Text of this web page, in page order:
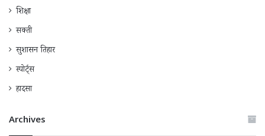
शिक्षा
सक्ती
सुशासन तिहार
स्पोर्ट्स
हादसा
Archives